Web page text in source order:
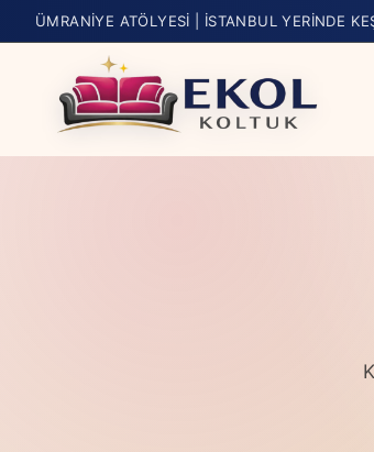
ÜMRANIYE ATÖLYESI | İSTANBUL YERINDE